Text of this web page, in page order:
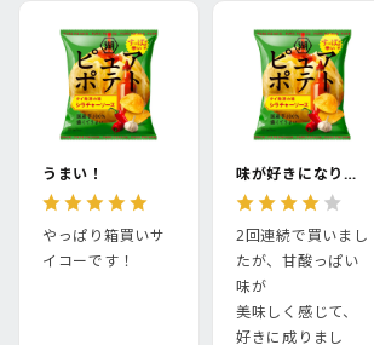
うまい！
やっぱり箱買いサ
イコーです！
味が好きになりました
2回連続で買いまし
たが、甘酸っぱい
味が
美味しく感じて、
好きに成りまし